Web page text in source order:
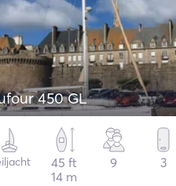
450 GL
45 ft
14 m
9 3